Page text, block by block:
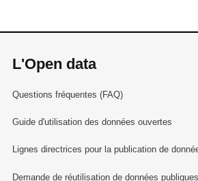
L'Open data
Questions fréquentes (FAQ)
Guide d'utilisation des données ouvertes
Lignes directrices pour la publication de
Demande de réutilisation de données publiques